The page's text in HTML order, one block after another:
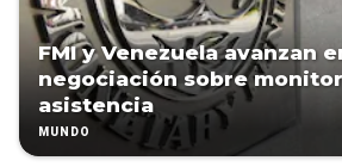
FMI y Venezuela avanzan
negociación sobre
asistencia
MUNDO